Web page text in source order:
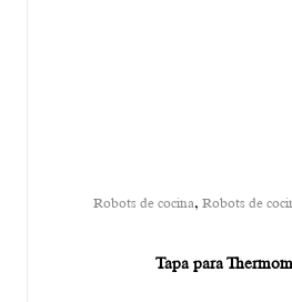
Robots de cocina, Robots de
Tapa para